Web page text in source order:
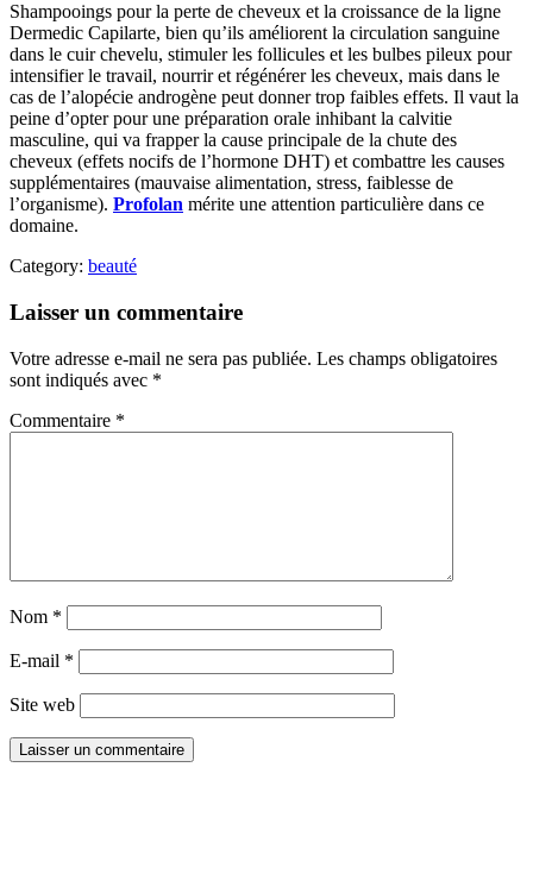
Shampooings pour la perte de cheveux et la croissance de la ligne
Dermedic Capilarte, bien qu’ils améliorent la circulation sanguine
dans le cuir chevelu, stimuler les follicules et les bulbes pileux pour
intensifier le travail, nourrir et régénérer les cheveux, mais dans le
cas de l’alopécie androgène peut donner trop faibles effets. Il vaut la
peine d’opter pour une préparation orale inhibant la calvitie
masculine, qui va frapper la cause principale de la chute des
cheveux (effets nocifs de l’hormone DHT) et combattre les causes
supplémentaires (mauvaise alimentation, stress, faiblesse de
l’organisme). Profolan mérite une attention particulière dans ce
domaine.
Category: beauté
Laisser un commentaire
Votre adresse e-mail ne sera pas publiée. Les champs obligatoires
sont indiqués avec *
Commentaire *
Nom *
E-mail *
Site web